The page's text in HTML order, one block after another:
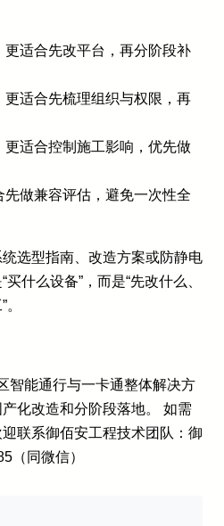
更适合先改平台，再分阶段补
适合先梳理组织与权限，再
适合控制施工影响，优先做
做兼容评估，避免一次性全
选型指南、改造方案或防静电
什么设备”，而是“先改什么、
智能通行与一卡通整体解决方
化改造和分阶段落地。 如需
联系御佰安工程技术团队：御
（同微信）